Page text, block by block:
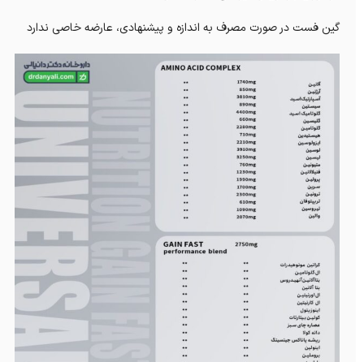
گین فست در صورت مصرف به اندازه و پیشنهادی، عارضه خاصی ندارد